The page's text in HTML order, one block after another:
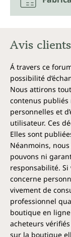
Avis clients
Á travers ce
possibilité
Nous attirons
contenus publiés
personnelles et
utilisateur. Ces
Elles sont
Néanmoins,
pouvons ni
responsabilité. Si
concerne
vivement de
professionnel
boutique en
acheteurs
sur la boutique